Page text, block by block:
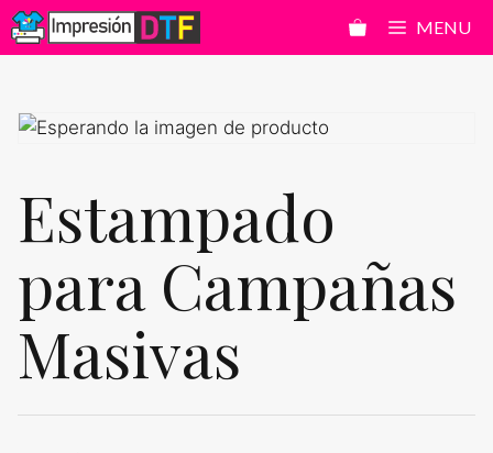
Saltar
al
MENU
Estampado
para Campañas
Masivas